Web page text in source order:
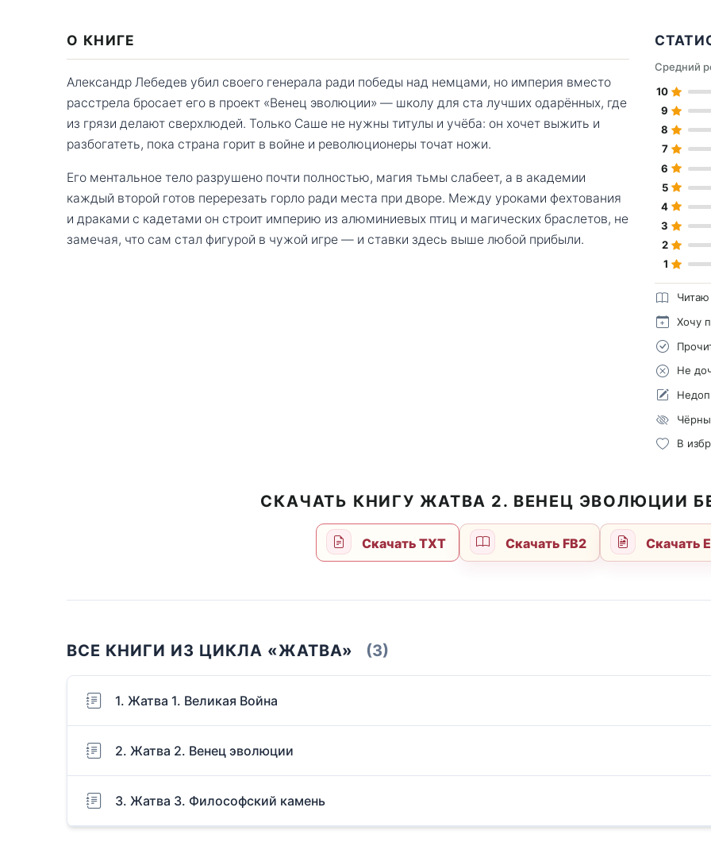
О КНИГЕ
Александр Лебедев убил своего генерала ради победы над немцами, но империя вместо
расстрела бросает его в проект «Венец эволюции» — школу для ста лучших одарённых, где
из грязи делают сверхлюдей. Только Саше не нужны титулы и учёба: он хочет выжить и
разбогатеть, пока страна горит в войне и революционеры точат ножи.
Его ментальное тело разрушено почти полностью, магия тьмы слабеет, а в академии
каждый второй готов перерезать горло ради места при дворе. Между уроками фехтования
и драками с кадетами он строит империю из алюминиевых птиц и магических браслетов, не
замечая, что сам стал фигурой в чужой игре — и ставки здесь выше любой прибыли.
Средний
10
9
8
7
6
5
4
3
2
1
Читаю
Хочу
Не
В
СКАЧАТЬ КНИГУ ЖАТВА 2. ВЕНЕЦ ЭВОЛЮЦИИ
Скачать TXT Скачать FB2 Скачать
ВСЕ КНИГИ ИЗ ЦИКЛА «ЖАТВА» (3)
1. Жатва 1. Великая Война
2. Жатва 2. Венец эволюции
3. Жатва 3. Философский камень